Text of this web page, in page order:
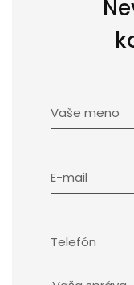
Vaše meno
E-mail
Telefón